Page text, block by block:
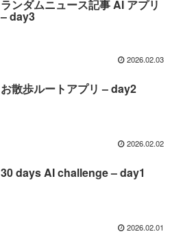
ランダムニュース記事 AI アプリ
– day3
2026.02.03
お散歩ルートアプリ – day2
2026.02.02
30 days AI challenge – day1
2026.02.01